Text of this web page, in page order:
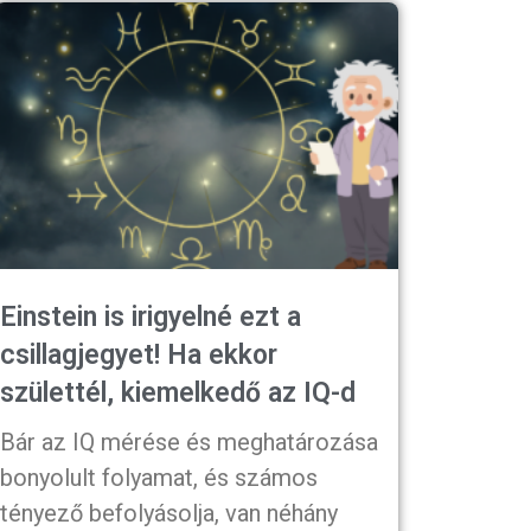
Einstein is irigyelné ezt a
csillagjegyet! Ha ekkor
születtél, kiemelkedő az IQ-d
Bár az IQ mérése és meghatározása
bonyolult folyamat, és számos
tényező befolyásolja, van néhány